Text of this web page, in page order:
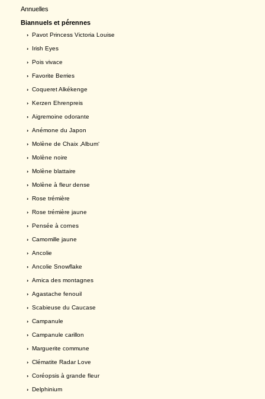
Annuelles
Biannuels et pérennes
› Pavot Princess Victoria Louise
› Irish Eyes
› Pois vivace
› Favorite Berries
› Coqueret Alkékenge
› Kerzen Ehrenpreis
› Aigremoine odorante
› Anémone du Japon
› Molène de Chaix ‚Album‘
› Molène noire
› Molène blattaire
› Molène à fleur dense
› Rose trémière
› Rose trémière jaune
› Pensée à cornes
› Camomille jaune
› Ancolie
› Ancolie Snowflake
› Arnica des montagnes
› Agastache fenouil
› Scabieuse du Caucase
› Campanule
› Campanule carillon
› Marguerite commune
› Clématite Radar Love
› Coréopsis à grande fleur
› Delphinium